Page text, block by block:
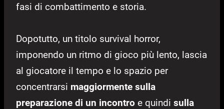
fasi di combattimento e storia.
Dopotutto, un titolo survival horror,
imponendo un ritmo di gioco più lento, lascia
al giocatore il tempo e lo spazio per
concentrarsi maggiormente sulla
preparazione di un incontro e quindi sulla